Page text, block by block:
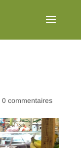
0 commentaires